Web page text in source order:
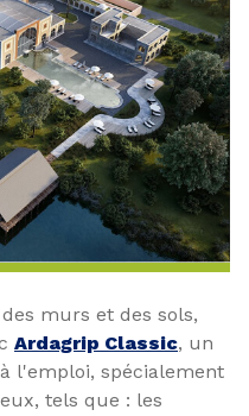
murs et des sols,
Ardagrip Classic, un
l'emploi, spécialement
tels que : les